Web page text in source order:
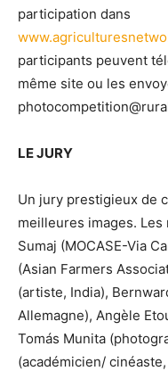
participation dans
participants peuvent
même site ou les
LE JURY
Un jury prestigieux de
meilleures images.
Sumaj (MOCASE-Via
(Asian Farmers
(artiste, India),
Allemagne), Angèle
Tomás Munita
(académicien/